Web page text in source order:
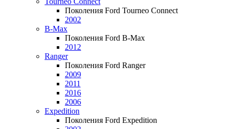
Поколения Ford Tourneo Connect
2002
B-Max
Поколения Ford B-Max
2012
Ranger
Поколения Ford Ranger
2009
2011
2016
2006
Expedition
Поколения Ford Expedition